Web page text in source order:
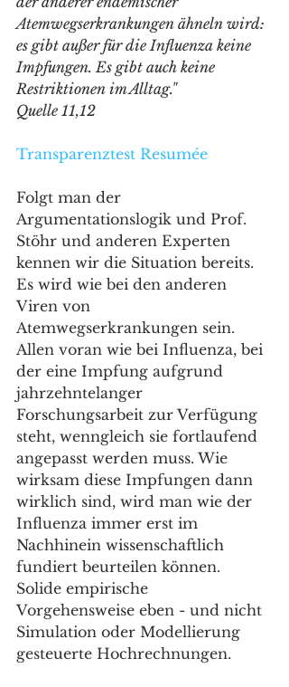
Atemwegserkrankungen ähneln wird:
es gibt außer für die Influenza keine
Impfungen. Es gibt auch keine
Restriktionen im Alltag."
Quelle 11,12
Transparenztest Resumée
Folgt man der
Argumentationslogik und Prof.
Stöhr und anderen Experten
kennen wir die Situation bereits.
Es wird wie bei den anderen
Viren von
Atemwegserkrankungen sein.
Allen voran wie bei Influenza, bei
der eine Impfung aufgrund
jahrzehntelanger
Forschungsarbeit zur Verfügung
steht, wenngleich sie fortlaufend
angepasst werden muss. Wie
wirksam diese Impfungen dann
wirklich sind, wird man wie der
Influenza immer erst im
Nachhinein wissenschaftlich
fundiert beurteilen können.
Solide empirische
Vorgehensweise eben - und nicht
Simulation oder Modellierung
gesteuerte Hochrechnungen.